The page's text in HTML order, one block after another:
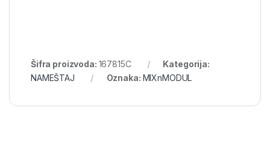
Šifra proizvoda: 167815C
Kategorija:
NAMEŠTAJ
Oznaka: MIXnMODUL